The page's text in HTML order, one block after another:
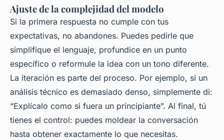
Ajuste de la complejidad del modelo
Si la primera respuesta no cumple con tus
expectativas, no abandones. Puedes pedirle que
simplifique el lenguaje, profundice en un punto
específico o reformule la idea con un tono diferente.
La iteración es parte del proceso. Por ejemplo, si un
análisis técnico es demasiado denso, simplemente di:
“Explícalo como si fuera un principiante”. Al final, tú
tienes el control: puedes moldear la conversación
hasta obtener exactamente lo que necesitas.